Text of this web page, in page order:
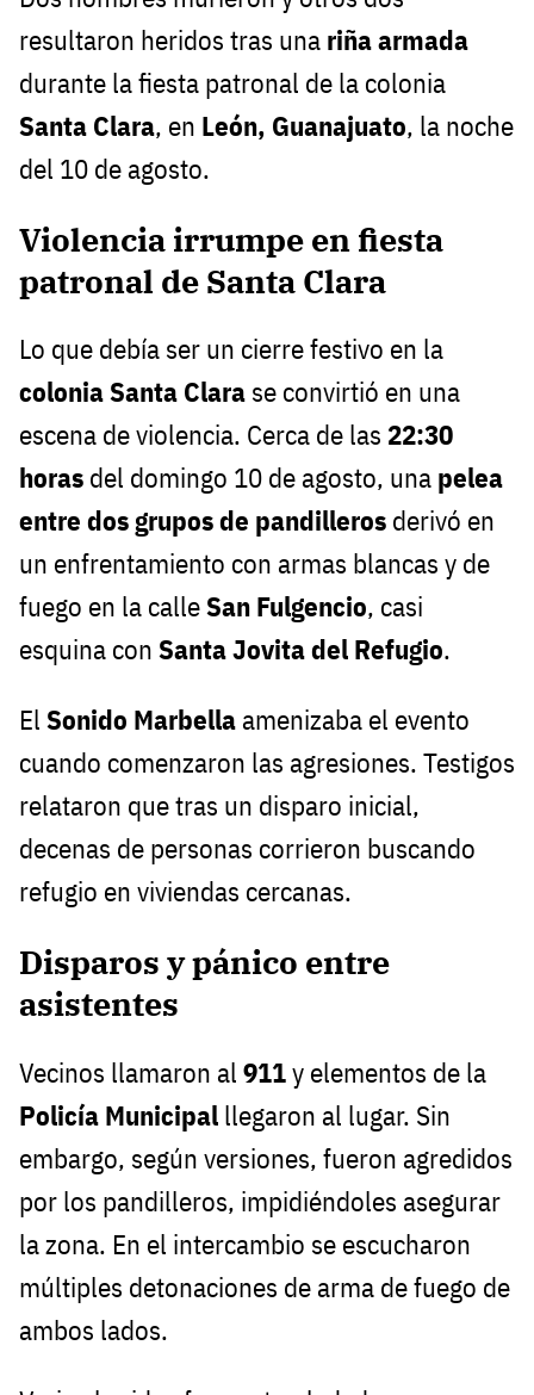
resultaron heridos tras una riña armada
durante la fiesta patronal de la colonia
Santa Clara, en León, Guanajuato, la noche
del 10 de agosto.
Violencia irrumpe en fiesta
patronal de Santa Clara
Lo que debía ser un cierre festivo en la
colonia Santa Clara se convirtió en una
escena de violencia. Cerca de las 22:30
horas del domingo 10 de agosto, una pelea
entre dos grupos de pandilleros derivó en
un enfrentamiento con armas blancas y de
fuego en la calleSan Fulgencio, casi
esquina con Santa Jovita del Refugio.
El Sonido Marbella amenizaba el evento
cuando comenzaron las agresiones. Testigos
relataron que tras un disparo inicial,
decenas de personas corrieron buscando
refugio en viviendas cercanas.
Disparos y pánico entre
asistentes
Vecinos llamaron al 911y elementos de la
Policía Municipal llegaron al lugar. Sin
embargo, según versiones, fueron agredidos
por los pandilleros, impidiéndoles asegurar
la zona. En el intercambio se escucharon
múltiples detonaciones de arma de fuego de
ambos lados.